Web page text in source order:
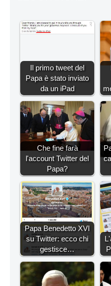
Il primo tweet del
Papa è stato inviato
da un iPad
Che fine farà
l'account Twitter del
Papa?
Papa Benedetto XVI
su Twitter: ecco chi
gestisce…